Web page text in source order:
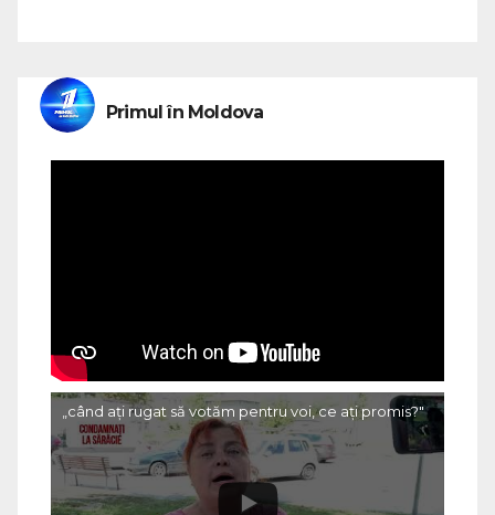
Primul în Moldova
„când ați rugat să votăm pentru voi, ce ați promis?"